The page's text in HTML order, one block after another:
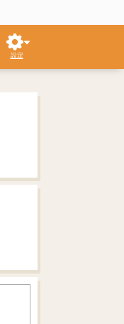
設定